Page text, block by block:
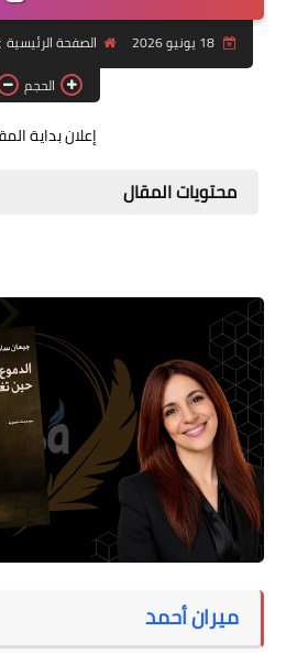
على
18 يونيو 2026 الصفحة الرئيسية
الحجم
إعلان بداية
محتويات المقال
ميران أحمد